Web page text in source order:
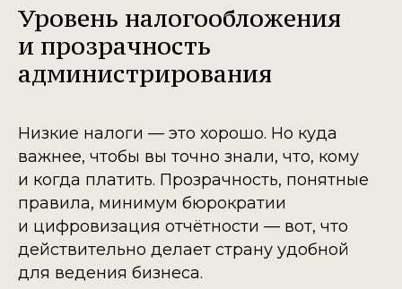
Уровень налогообложения
и прозрачность
администрирования
Низкие налоги — это хорошо. Но куда
важнее, чтобы вы точно знали, что, кому
и когда платить. Прозрачность, понятные
правила, минимум бюрократии
и цифровизация отчётности — вот, что
действительно делает страну удобной
для ведения бизнеса.